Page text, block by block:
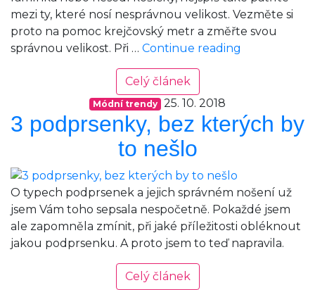
mezi ty, které nosí nesprávnou velikost. Vezměte si
proto na pomoc krejčovský metr a změřte svou
správnou velikost. Při … Continue reading
správně
vybrat
Celý článek
Módní trendy 25. 10. 2018
3 podprsenky, bez kterých by
to nešlo
O typech podprsenek a jejich správném nošení už
jsem Vám toho sepsala nespočetně. Pokaždé jsem
ale zapomněla zmínit, při jaké příležitosti obléknout
jakou podprsenku. A proto jsem to teď napravila.
Celý článek